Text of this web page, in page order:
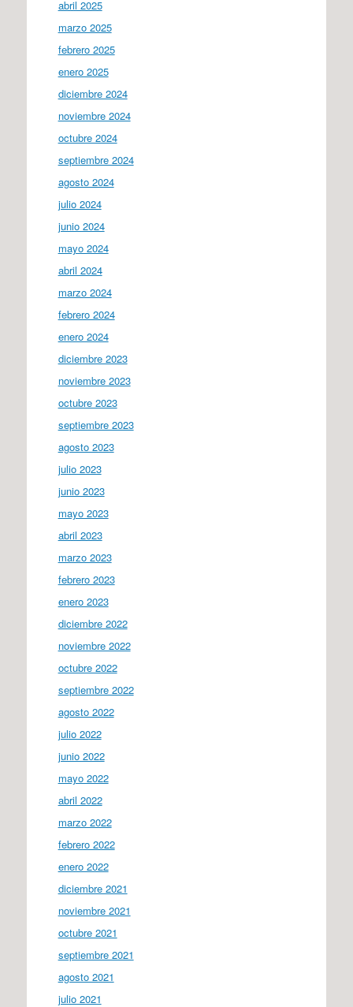
abril 2025
marzo 2025
febrero 2025
enero 2025
diciembre 2024
noviembre 2024
octubre 2024
septiembre 2024
agosto 2024
julio 2024
junio 2024
mayo 2024
abril 2024
marzo 2024
febrero 2024
enero 2024
diciembre 2023
noviembre 2023
octubre 2023
septiembre 2023
agosto 2023
julio 2023
junio 2023
mayo 2023
abril 2023
marzo 2023
febrero 2023
enero 2023
diciembre 2022
noviembre 2022
octubre 2022
septiembre 2022
agosto 2022
julio 2022
junio 2022
mayo 2022
abril 2022
marzo 2022
febrero 2022
enero 2022
diciembre 2021
noviembre 2021
octubre 2021
septiembre 2021
agosto 2021
julio 2021